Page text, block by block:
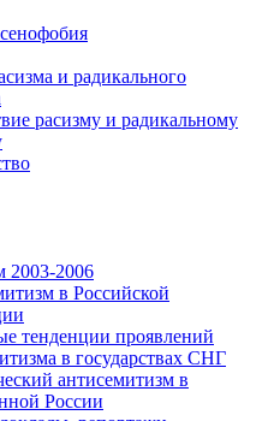
и радикального
расизму и радикальному
2003-2006
в Российской
тенденции проявлений
в государствах СНГ
антисемитизм в
России